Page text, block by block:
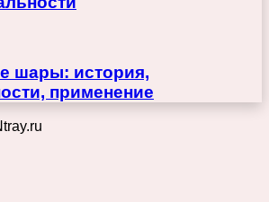
шары: история,
применение